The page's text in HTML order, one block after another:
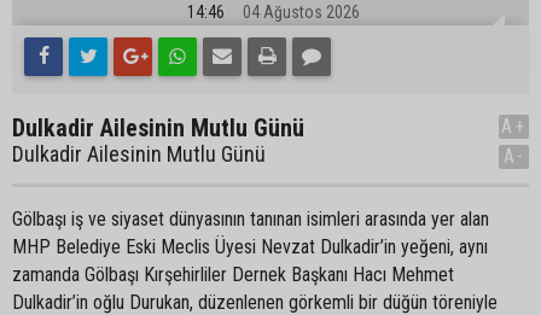
14:46 04 Ağustos 2026
Dulkadir Ailesinin Mutlu Günü
Dulkadir Ailesinin Mutlu Günü
A+
A-
Gölbaşı iş ve siyaset dünyasının tanınan isimleri arasında yer alan
MHP Belediye Eski Meclis Üyesi Nevzat Dulkadir’in yeğeni, aynı
zamanda Gölbaşı Kırşehirliler Dernek Başkanı Hacı Mehmet
Dulkadir’in oğlu Durukan, düzenlenen görkemli bir düğün töreniyle